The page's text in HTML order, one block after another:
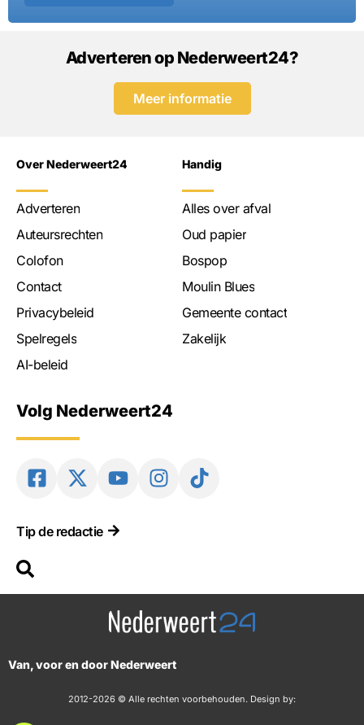
Adverteren op Nederweert24?
Meer informatie
Over Nederweert24
Adverteren
Auteursrechten
Colofon
Contact
Privacybeleid
Spelregels
AI-beleid
Handig
Alles over afval
Oud papier
Bospop
Moulin Blues
Gemeente contact
Zakelijk
Volg Nederweert24
Tip de redactie
Van, voor en door Nederweert
2012-2026 © Alle rechten voorbehouden. Design by: